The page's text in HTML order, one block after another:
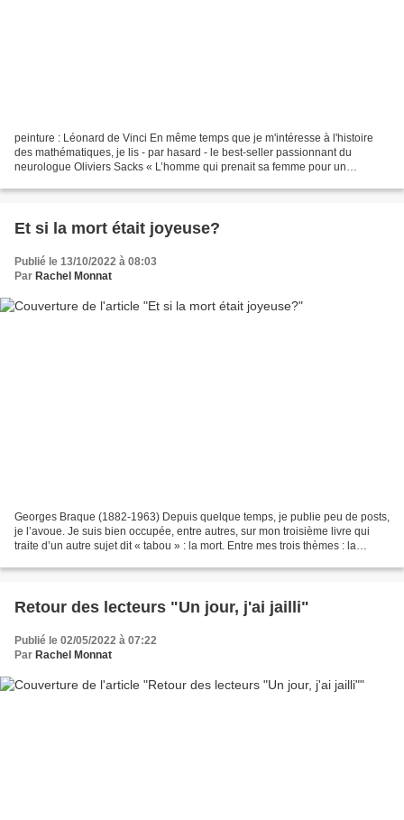
peinture : Léonard de Vinci En même temps que je m'intéresse à l'histoire
des mathématiques, je lis - par hasard - le best-seller passionnant du
neurologue Oliviers Sacks « L’homme qui prenait sa femme pour un
Et si la mort était joyeuse?
Publié le 13/10/2022 à 08:03
Par Rachel Monnat
Georges Braque (1882-1963) Depuis quelque temps, je publie peu de posts,
je l’avoue. Je suis bien occupée, entre autres, sur mon troisième livre qui
traite d’un autre sujet dit « tabou » : la mort. Entre mes trois thèmes : la
Retour des lecteurs "Un jour, j'ai jailli"
Publié le 02/05/2022 à 07:22
Par Rachel Monnat